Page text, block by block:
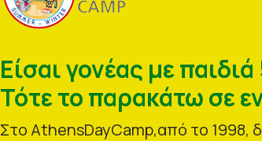
Είσαι γονέας με
Τότε το παρακάτω σε
Στο AthensDayCamp,από το 1998,